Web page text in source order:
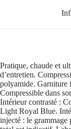
Pratique, chaude et
d’entretien.
polyamide. Garniture
Compressible dans
Intérieur contrasté :
Light Royal Blue.
injecté : le grammage